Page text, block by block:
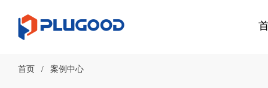
首页 / 案例中心